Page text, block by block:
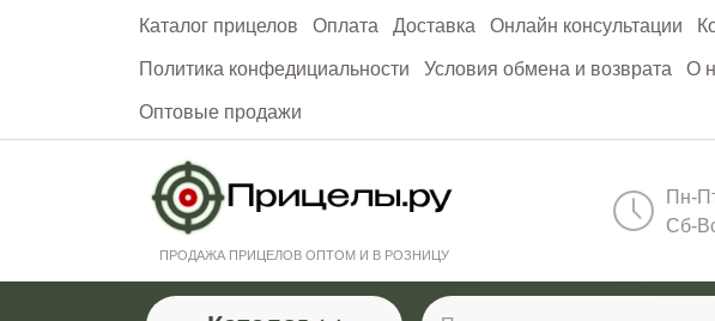
Каталог прицелов Оплата Доставка Онлайн консультации
Политика конфедициальности Условия обмена и возврата О
Оптовые продажи
ПРОДАЖА ПРИЦЕЛОВ ОПТОМ И В РОЗНИЦУ
Пн-
Сб-